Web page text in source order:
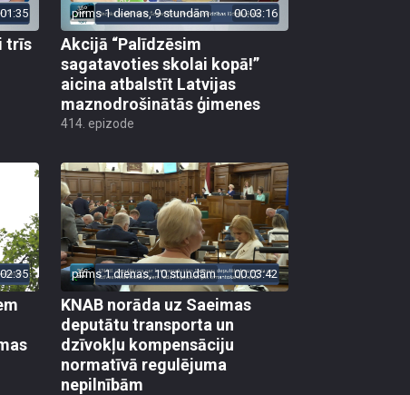
trīs
pirms 1 dienas, 9 stundām 00:03:16
Akcijā “Palīdzēsim
sagatavoties skolai kopā!”
aicina atbalstīt Latvijas
maznodrošinātās ģimenes
414. epizode
pirms 1 dienas, 10 stundām 00:03:42
KNAB norāda uz Saeimas
deputātu transporta un
dzīvokļu kompensāciju
normatīvā regulējuma
nepilnībām